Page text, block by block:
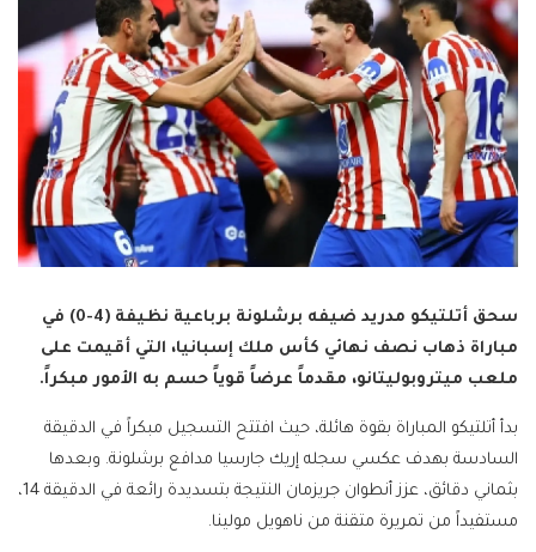
سحق أتلتيكو مدريد ضيفه برشلونة برباعية نظيفة (4-0) في
مباراة ذهاب نصف نهائي كأس ملك إسبانيا، التي أقيمت على
ملعب ميتروبوليتانو، مقدماً عرضاً قوياً حسم به الأمور مبكراً.
بدأ أتلتيكو المباراة بقوة هائلة، حيث افتتح التسجيل مبكراً في الدقيقة
السادسة بهدف عكسي سجله إريك جارسيا مدافع برشلونة. وبعدها
بثماني دقائق، عزز أنطوان جريزمان النتيجة بتسديدة رائعة في الدقيقة 14،
مستفيداً من تمريرة متقنة من ناهويل مولينا.